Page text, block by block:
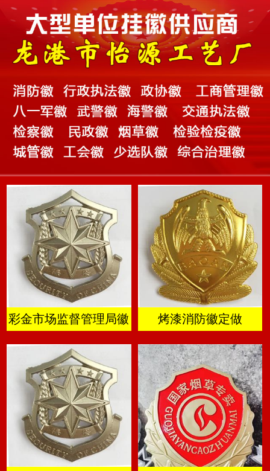
彩金市场监督管理局徽 烤漆消防徽定做